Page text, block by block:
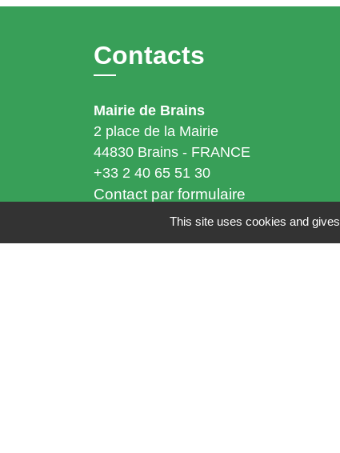
Contacts
Mairie de Brains
2 place de la Mairie
44830 Brains - FRANCE
+33 2 40 65 51 30
Contact par formulaire
This site uses cookies and